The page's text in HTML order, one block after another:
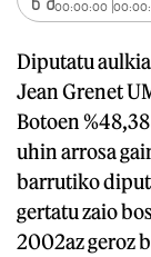
00:00:00
Diputatu
Jean Grenet
Botoen
uhin arrosa
barrutiko
gertatu zaio
2002az geroz